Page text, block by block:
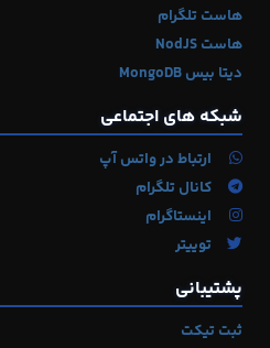
هاست تلگرام
هاست NodJS
دیتا بیس MongoDB
شبکه های اجتماعی
ارتباط در واتس آپ
کانال تلگرام
اینستاگرام
توییتر
پشتیبانی
ثبت تیکت